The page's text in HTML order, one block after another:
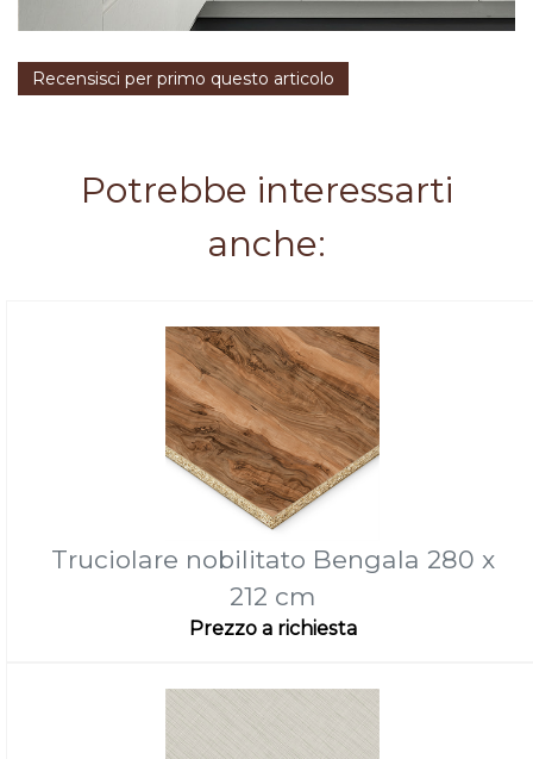
Recensisci per primo questo articolo
Potrebbe interessarti
anche:
Truciolare nobilitato Bengala 280 x
212 cm
Prezzo a richiesta